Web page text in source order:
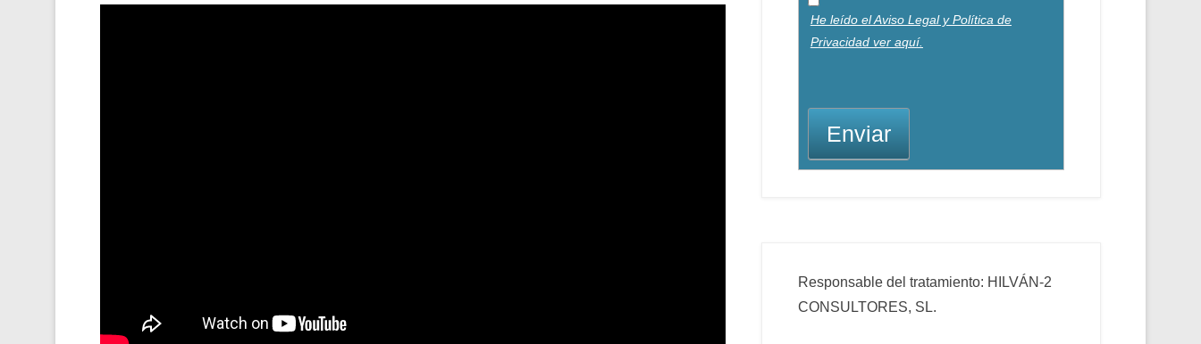
He leído el Aviso Legal y Política de
Privacidad ver aquí.
Enviar
Responsable del tratamiento: HILVÁN-2
CONSULTORES, SL.